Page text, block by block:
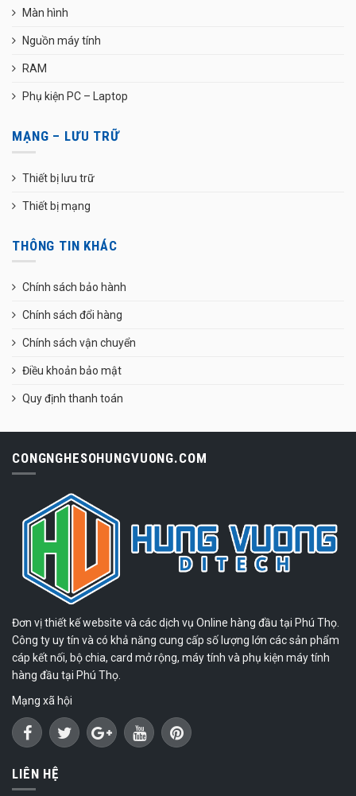
Màn hình
Nguồn máy tính
RAM
Phụ kiện PC – Laptop
MẠNG – LƯU TRỮ
Thiết bị lưu trữ
Thiết bị mạng
THÔNG TIN KHÁC
Chính sách bảo hành
Chính sách đổi hàng
Chính sách vận chuyển
Điều khoản bảo mật
Quy định thanh toán
CONGNGHESOHUNGVUONG.COM
Đơn vị thiết kế website và các dịch vụ Online hàng đầu tại Phú Thọ.
Công ty uy tín và có khả năng cung cấp số lượng lớn các sản phẩm
cáp kết nối, bộ chia, card mở rộng, máy tính và phụ kiện máy tính
hàng đầu tại Phú Thọ.
Mạng xã hội
LIÊN HỆ